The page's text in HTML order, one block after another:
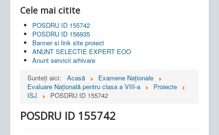
Cele mai citite
POSDRU ID 155742
POSDRU ID 156935
Banner si link site proiect
ANUNT SELECTIE EXPERT EOO
Anunt servicii arhivare
Sunteți aici:
Acasă
Examene Naționale
Evaluare Națională pentru clasa a VIII-a
Proiecte
ISJ
POSDRU ID 155742
POSDRU ID 155742